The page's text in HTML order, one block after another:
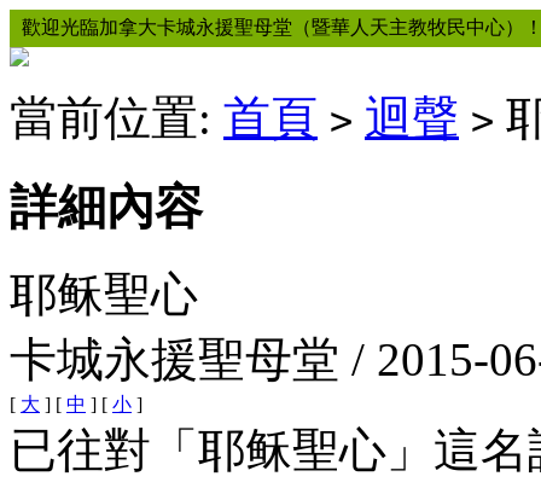
歡迎光臨加拿大卡城永援聖母堂（暨華人天主教牧民中心）
當前位置: 首頁 > 迴聲 >
詳細內容
耶稣聖心
卡城永援聖母堂 / 2015-
[ 大 ] [ 中 ] [ 小 ]
已往對「耶稣聖心」這